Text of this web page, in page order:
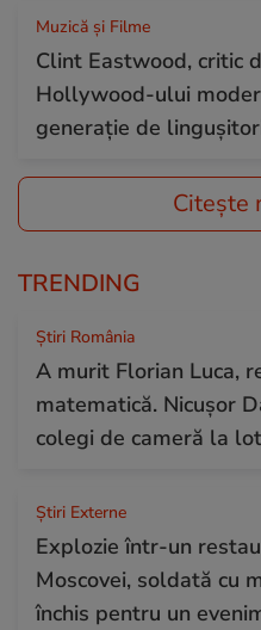
Muzică și Filme
Clint Eastwood, critic
Hollywood-ului
generație de
Citește
TRENDING
Știri România
A murit Florian Luca,
matematică. Nicușor
colegi de cameră la
Știri Externe
Explozie într-un
Moscovei, soldată cu
închis pentru un